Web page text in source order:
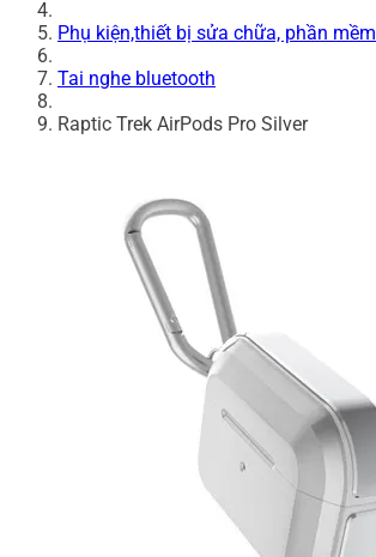
Phụ kiện,thiết bị sửa chữa, phần mềm
Tai nghe bluetooth
Raptic Trek AirPods Pro Silver